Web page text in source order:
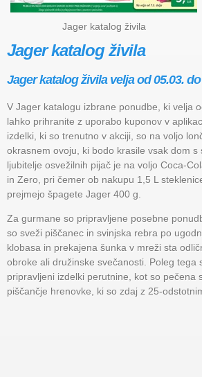
Jager katalog živila
Jager katalog živila
Jager katalog živila velja od 05.03. do
V Jager katalogu izbrane ponudbe, ki velja
lahko prihranite z uporabo kuponov v
izdelki, ki so trenutno v akciji, so na voljo
okrasnem ovoju, ki bodo krasile vsak dom s
ljubitelje osvežilnih pijač je na voljo Coca-
in Zero, pri čemer ob nakupu 1,5 L
prejmejo špagete Jager 400 g.
Za gurmane so pripravljene posebne
so sveži piščanec in svinjska rebra po
klobasa in prekajena šunka v mreži sta
obroke ali družinske svečanosti. Poleg tega
pripravljeni izdelki perutnine, kot so pečena
piščančje hrenovke, ki so zdaj z 25-